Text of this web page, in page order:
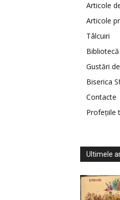
Articole
Articole
Tâlcuiri
Gustări
Biserica
Contacte
Profețiile
Ultimele